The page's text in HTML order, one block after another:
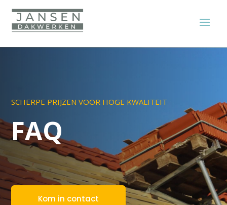
SCHERPE PRIJZEN VOOR HOGE KWALITEIT
FAQ
Kom in contact